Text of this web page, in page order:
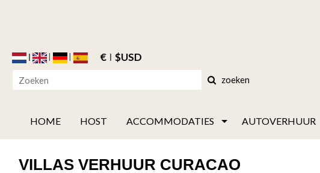
€ $USD
zoeken
HOME HOST ACCOMMODATIES AUTOVERHUUR
VILLAS VERHUUR CURACAO